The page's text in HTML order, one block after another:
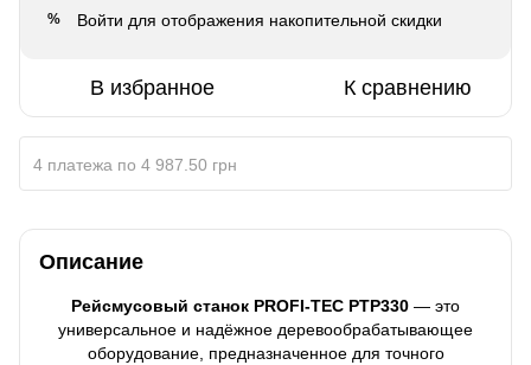
% Войти для отображения накопительной скидки
В избранное К сравнению
4 платежа по 4 987.50 грн
Описание
Рейсмусовый станок PROFI-TEC PTP330 — это
универсальное и надёжное деревообрабатывающее
оборудование, предназначенное для точного